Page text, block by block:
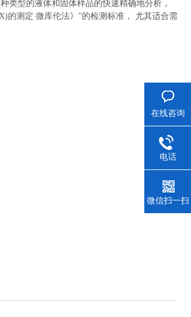
类型的液体和固体样品的快速精确地分析，
的测定 微库伦法》"的检测标准， 尤其适合需
在线咨询
电话
微信扫一扫